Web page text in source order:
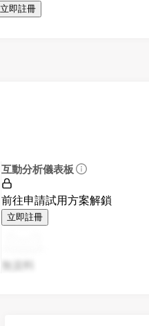
立即註冊
互動分析儀表板
前往申請試用方案解鎖
立即註冊
無資料